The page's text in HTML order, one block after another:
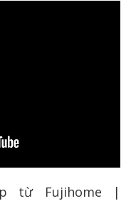
từ Fujihome |